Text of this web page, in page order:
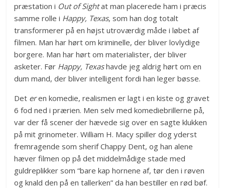
præstation i Out of Sightat man placerede ham i præcis
samme rolle i Happy, Texas, som han dog totalt
transformerer på en højst utroværdig måde i løbet af
filmen. Man har hørt om kriminelle, der bliver lovlydige
borgere. Man har hørt om materialister, der bliver
asketer. Før Happy, Texashavde jeg aldrig hørt om en
dum mand, der bliver intelligent fordi han leger bøsse.
Det eren komedie, realismen er lagt i en kiste og gravet
6 fod ned i prærien. Men selv med komediebrillerne på,
var der få scener der hævede sig over en sagte klukken
på mit grinometer. William H. Macy spiller dog yderst
fremragende som sherif Chappy Dent, og han alene
hæver filmen op på det middelmådige stade med
guldreplikker som “bare kap hornene af, tør den i røven
og knald den på en tallerken” da han bestiller en rød bøf.